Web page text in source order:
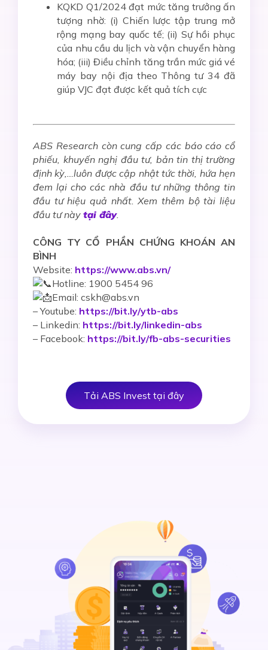
KQKD Q1/2024 đạt mức tăng trưởng ấn
tượng nhờ: (i) Chiến lược tập trung mở
rộng mạng bay quốc tế; (ii) Sự hồi phục
của nhu cầu du lịch và vận chuyển hàng
hóa; (iii) Điều chỉnh tăng trần mức giá vé
máy bay nội địa theo Thông tư 34 đã
giúp VJC đạt được kết quả tích cực
ABS Research còn cung cấp các báo cáo cổ
phiếu, khuyến nghị đầu tư, bản tin thị trường
định kỳ,…luôn được cập nhật tức thời, hứa hẹn
đem lại cho các nhà đầu tư những thông tin
đầu tư hiệu quả nhất. Xem thêm bộ tài liệu
đầu tư này tại đây.
CÔNG TY CỔ PHẦN CHỨNG KHOÁN AN
BÌNH
Website: https://www.abs.vn/
Hotline: 1900 5454 96
Email: cskh@abs.vn
–Youtube: https://bit.ly/ytb-abs
– Linkedin: https://bit.ly/linkedin-abs
– Facebook: https://bit.ly/fb-abs-securities
Tải ABS Invest tại đây